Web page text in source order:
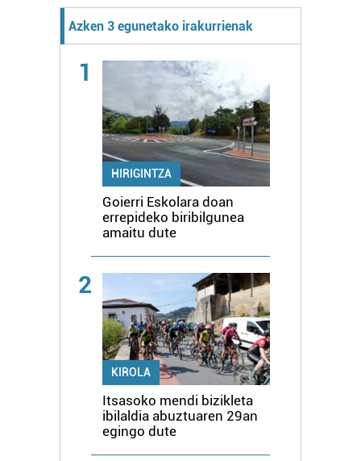
Azken 3 egunetako irakurrienak
1
HIRIGINTZA
Goierri Eskolara doan
errepideko biribilgunea
amaitu dute
2
KIROLA
Itsasoko mendi bizikleta
ibilaldia abuztuaren 29an
egingo dute